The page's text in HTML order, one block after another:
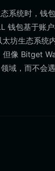
系统时，钱
钱包基于账
坊生态系
像 Bitget
域，而不会